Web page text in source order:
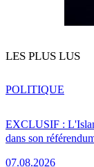
LES PLUS LUS
EXCLUSIF :
dans son
07.08.2026
POLITIQUE